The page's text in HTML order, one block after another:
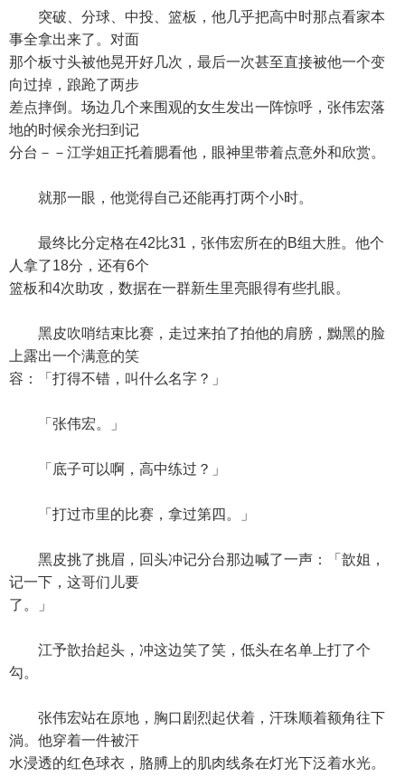
突破、分球、中投、篮板，他几乎把高中时那点看家本
事全拿出来了。对面
那个板寸头被他晃开好几次，最后一次甚至直接被他一个变
向过掉，踉跄了两步
差点摔倒。场边几个来围观的女生发出一阵惊呼，张伟宏落
地的时候余光扫到记
分台－－江学姐正托着腮看他，眼神里带着点意外和欣赏。
就那一眼，他觉得自己还能再打两个小时。
最终比分定格在42比31，张伟宏所在的B组大胜。他个
人拿了18分，还有6个
篮板和4次助攻，数据在一群新生里亮眼得有些扎眼。
黑皮吹哨结束比赛，走过来拍了拍他的肩膀，黝黑的脸
上露出一个满意的笑
容：「打得不错，叫什么名字？」
「张伟宏。」
「底子可以啊，高中练过？」
「打过市里的比赛，拿过第四。」
黑皮挑了挑眉，回头冲记分台那边喊了一声：「歆姐，
记一下，这哥们儿要
了。」
江予歆抬起头，冲这边笑了笑，低头在名单上打了个
勾。
张伟宏站在原地，胸口剧烈起伏着，汗珠顺着额角往下
淌。他穿着一件被汗
水浸透的红色球衣，胳膊上的肌肉线条在灯光下泛着水光。